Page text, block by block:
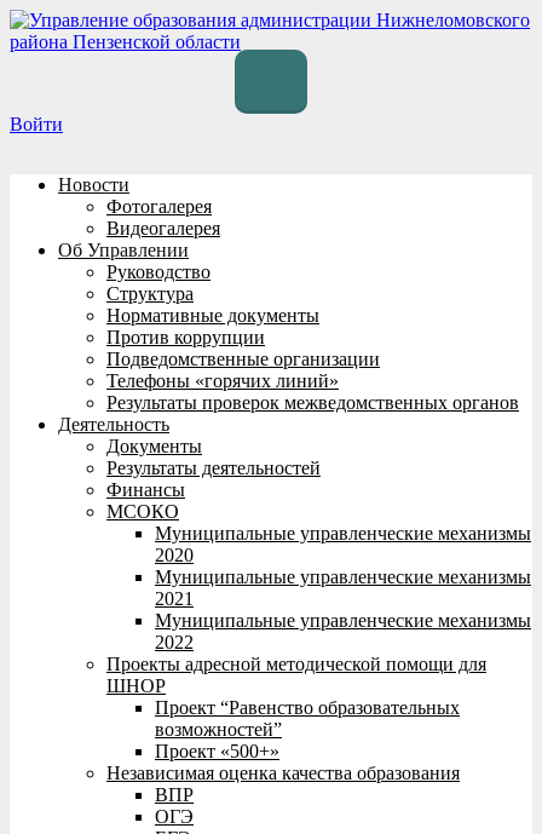
Перейти
к
Войти
Новости
Фотогалерея
Видеогалерея
Об Управлении
Руководство
Структура
Нормативные документы
Против коррупции
Подведомственные организации
Телефоны «горячих линий»
Результаты проверок межведомственных органов
Деятельность
Документы
Результаты деятельностей
Финансы
МСОКО
Муниципальные управленческие механизмы
2020
Муниципальные управленческие механизмы
2021
Муниципальные управленческие механизмы
2022
Проекты адресной методической помощи для
ШНОР
Проект “Равенство образовательных
возможностей”
Проект «500+»
Независимая оценка качества образования
ВПР
ОГЭ